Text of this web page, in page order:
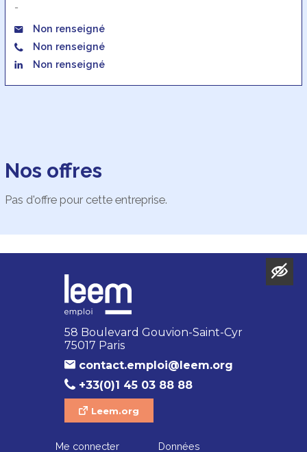
-
Non renseigné
Non renseigné
Non renseigné
Nos offres
Pas d'offre pour cette entreprise.
58 Boulevard Gouvion-Saint-Cyr
75017 Paris
contact.emploi@leem.org
+33(0)1 45 03 88 88
Leem.org
Me connecter Données